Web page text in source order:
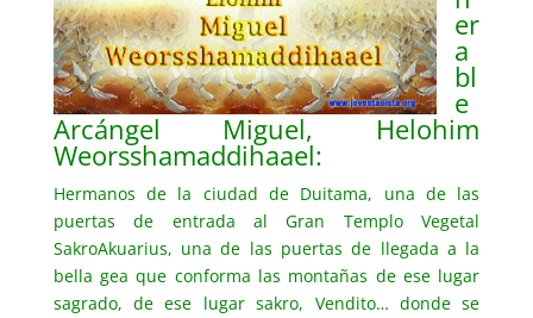
er
a
bl
e
Arcángel Miguel, Helohim
Weorsshamaddihaael:
Hermanos de la ciudad de Duitama, una de las
puertas de entrada al Gran Templo Vegetal
SakroAkuarius, una de las puertas de llegada a la
bella gea que conforma las montañas de ese lugar
sagrado, de ese lugar sakro, Vendito… donde se